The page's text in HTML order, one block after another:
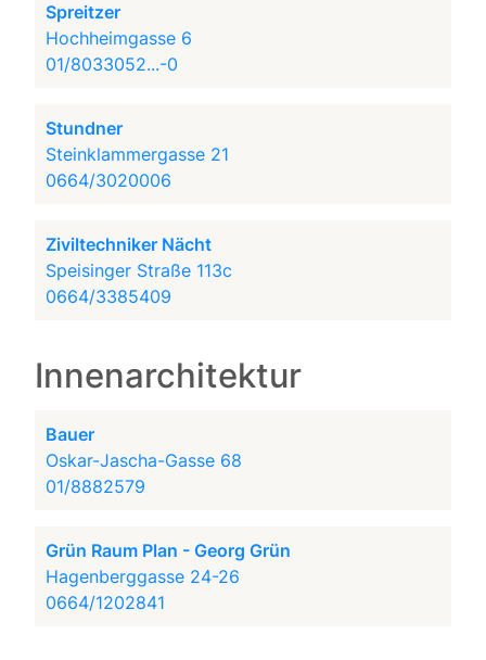
Spreitzer
Hochheimgasse 6
01/8033052...-0
Stundner
Steinklammergasse 21
0664/3020006
Ziviltechniker Nächt
Speisinger Straße 113c
0664/3385409
Innenarchitektur
Bauer
Oskar-Jascha-Gasse 68
01/8882579
Grün Raum Plan - Georg Grün
Hagenberggasse 24-26
0664/1202841